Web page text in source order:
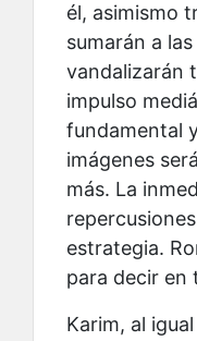
él, asimismo
sumarán a
vandalizarán
impulso
fundamental
imágenes
más. La
estrategia.
para decir en
Karim, al